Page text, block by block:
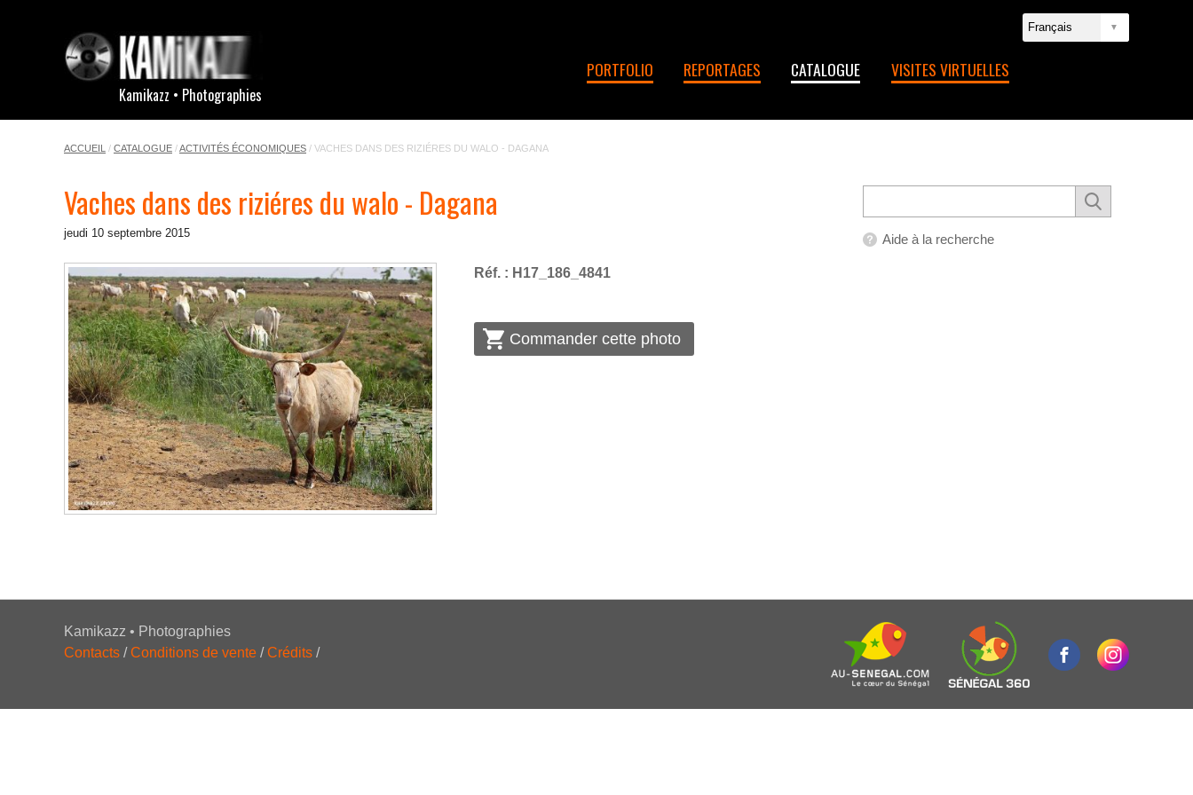
Kamikazz • Photographies
PORTFOLIO REPORTAGES CATALOGUE VISITES VIRTUELLES
ACCUEIL / CATALOGUE /ACTIVITÉS ÉCONOMIQUES / VACHES DANS DES RIZIÉRES DU WALO - DAGANA
Vaches dans des riziéres du walo - Dagana
jeudi 10 septembre 2015
Réf. : H17_186_4841
Commander cette photo
Aide à la recherche
Kamikazz • Photographies
Contacts /Conditions de vente /Crédits /